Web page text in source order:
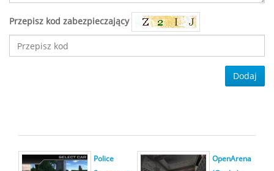
Przepisz kod zabezpieczający
Dodaj
Police
OpenArena